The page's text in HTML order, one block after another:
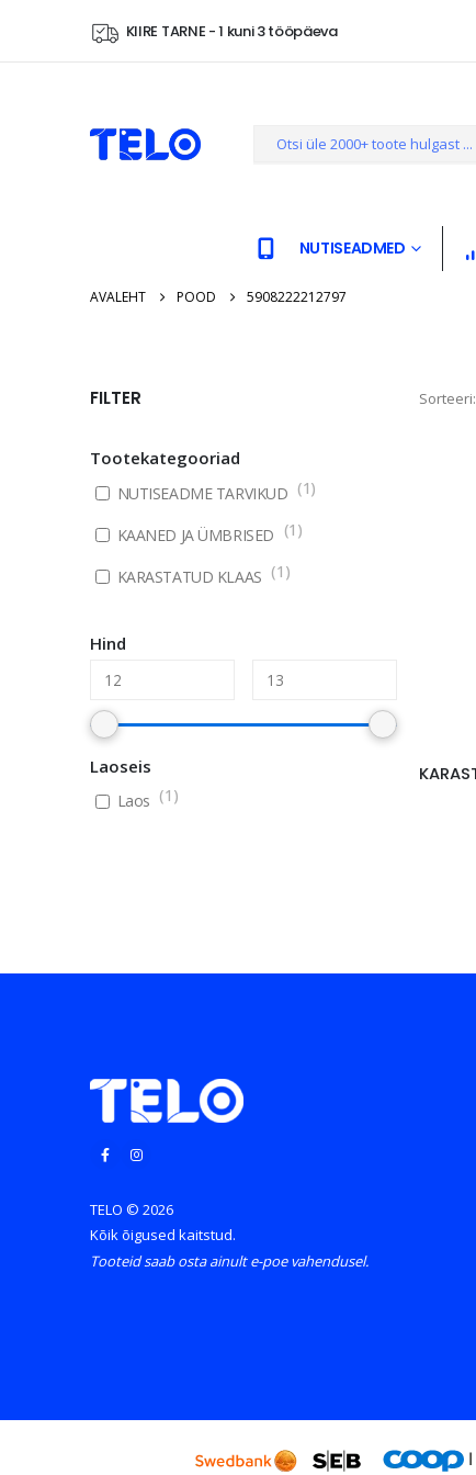
KIIRE TARNE - 1 kuni 3 tööpäeva
NUTISEADMED
AVALEHT POOD 5908222212797
Sorteeri:
FILTER
Tootekategooriad
NUTISEADME TARVIKUD (1)
KAANED JA ÜMBRISED (1 )
KARASTATUD KLAAS (1 )
Hind
Laoseis
Laos (1 )
TELO © 2026
Kõik õigused kaitstud.
Tooteid saab osta ainult e-poe vahendusel.